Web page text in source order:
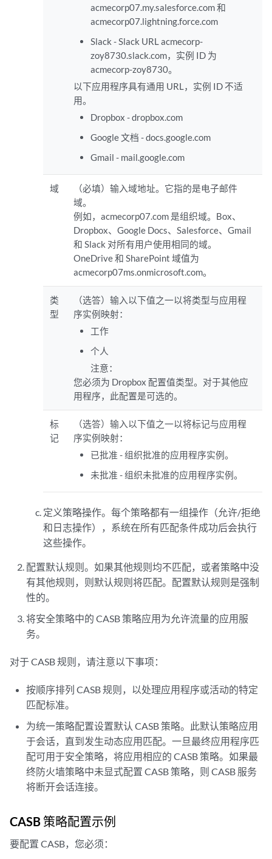
acmecorp07.my.salesforce.com 和
acmecorp07.lightning.force.com
Slack - Slack URL acmecorp-
zoy8730.slack.com，实例 ID 为
acmecorp-zoy8730。
以下应用程序具有通用 URL，实例 ID 不适
用。
Dropbox - dropbox.com
Google 文档 - docs.google.com
Gmail - mail.google.com
域
（必填）输入域地址。它指的是电子邮件
域。
例如，acmecorp07.com 是组织域。Box、
Dropbox、Google Docs、Salesforce、Gmail
和 Slack 对所有用户使用相同的域。
OneDrive 和 SharePoint 域值为
acmecorp07ms.onmicrosoft.com。
类
型
（选答）输入以下值之一以将类型与应用程
序实例映射：
工作
个人
注意：
您必须为 Dropbox 配置值类型。对于其他应
用程序，此配置是可选的。
标
记
（选答）输入以下值之一以将标记与应用程
序实例映射：
已批准 - 组织批准的应用程序实例。
未批准 - 组织未批准的应用程序实例。
定义策略操作。每个策略都有一组操作（允许/拒绝
和日志操作），系统在所有匹配条件成功后会执行
这些操作。
配置默认规则。如果其他规则均不匹配，或者策略中没
有其他规则，则默认规则将匹配。配置默认规则是强制
性的。
将安全策略中的 CASB 策略应用为允许流量的应用服
务。
对于 CASB 规则，请注意以下事项：
按顺序排列 CASB 规则，以处理应用程序或活动的特定
匹配标准。
为统一策略配置设置默认 CASB 策略。此默认策略应用
于会话，直到发生动态应用匹配。一旦最终应用程序匹
配可用于安全策略，将应用相应的 CASB 策略。如果最
终防火墙策略中未显式配置 CASB 策略，则 CASB 服务
将断开会话连接。
CASB 策略配置示例
要配置 CASB，您必须：